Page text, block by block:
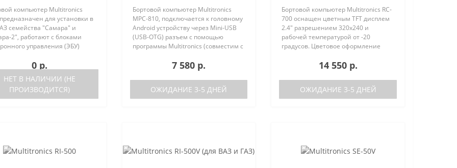
компьютер Multitronics
для установки в
семейства "Самара" и
2", работают с блоками
управления (ЭБУ)
после 05.2000 года Bosch
0 р.
НЕТ В НАЛИЧИИ (НЕ
ПРОИЗВОДИТСЯ)
Бортовой компьютер Multitronics
MPC-810, подключается к головному
Android устройству через Mini-USB
(USB-OTG) разъем с помощью
программы Multitronics (совместим с
Multitronics MPC-810 по сравнению с
7 580 р.
ОЖИДАНИЕ 3-5 ДНЕЙ
Бортовой компьютер Multitronics RC-
700 оснащен цветным TFT дисплем
2.4" разрешением 320х240 и
рабочей температурой от -20
градусов. Цветовое оформление
пользователем индивидуально (по
предустановленн..
14 550 р.
ОЖИДАНИЕ 3-5 ДНЕЙ